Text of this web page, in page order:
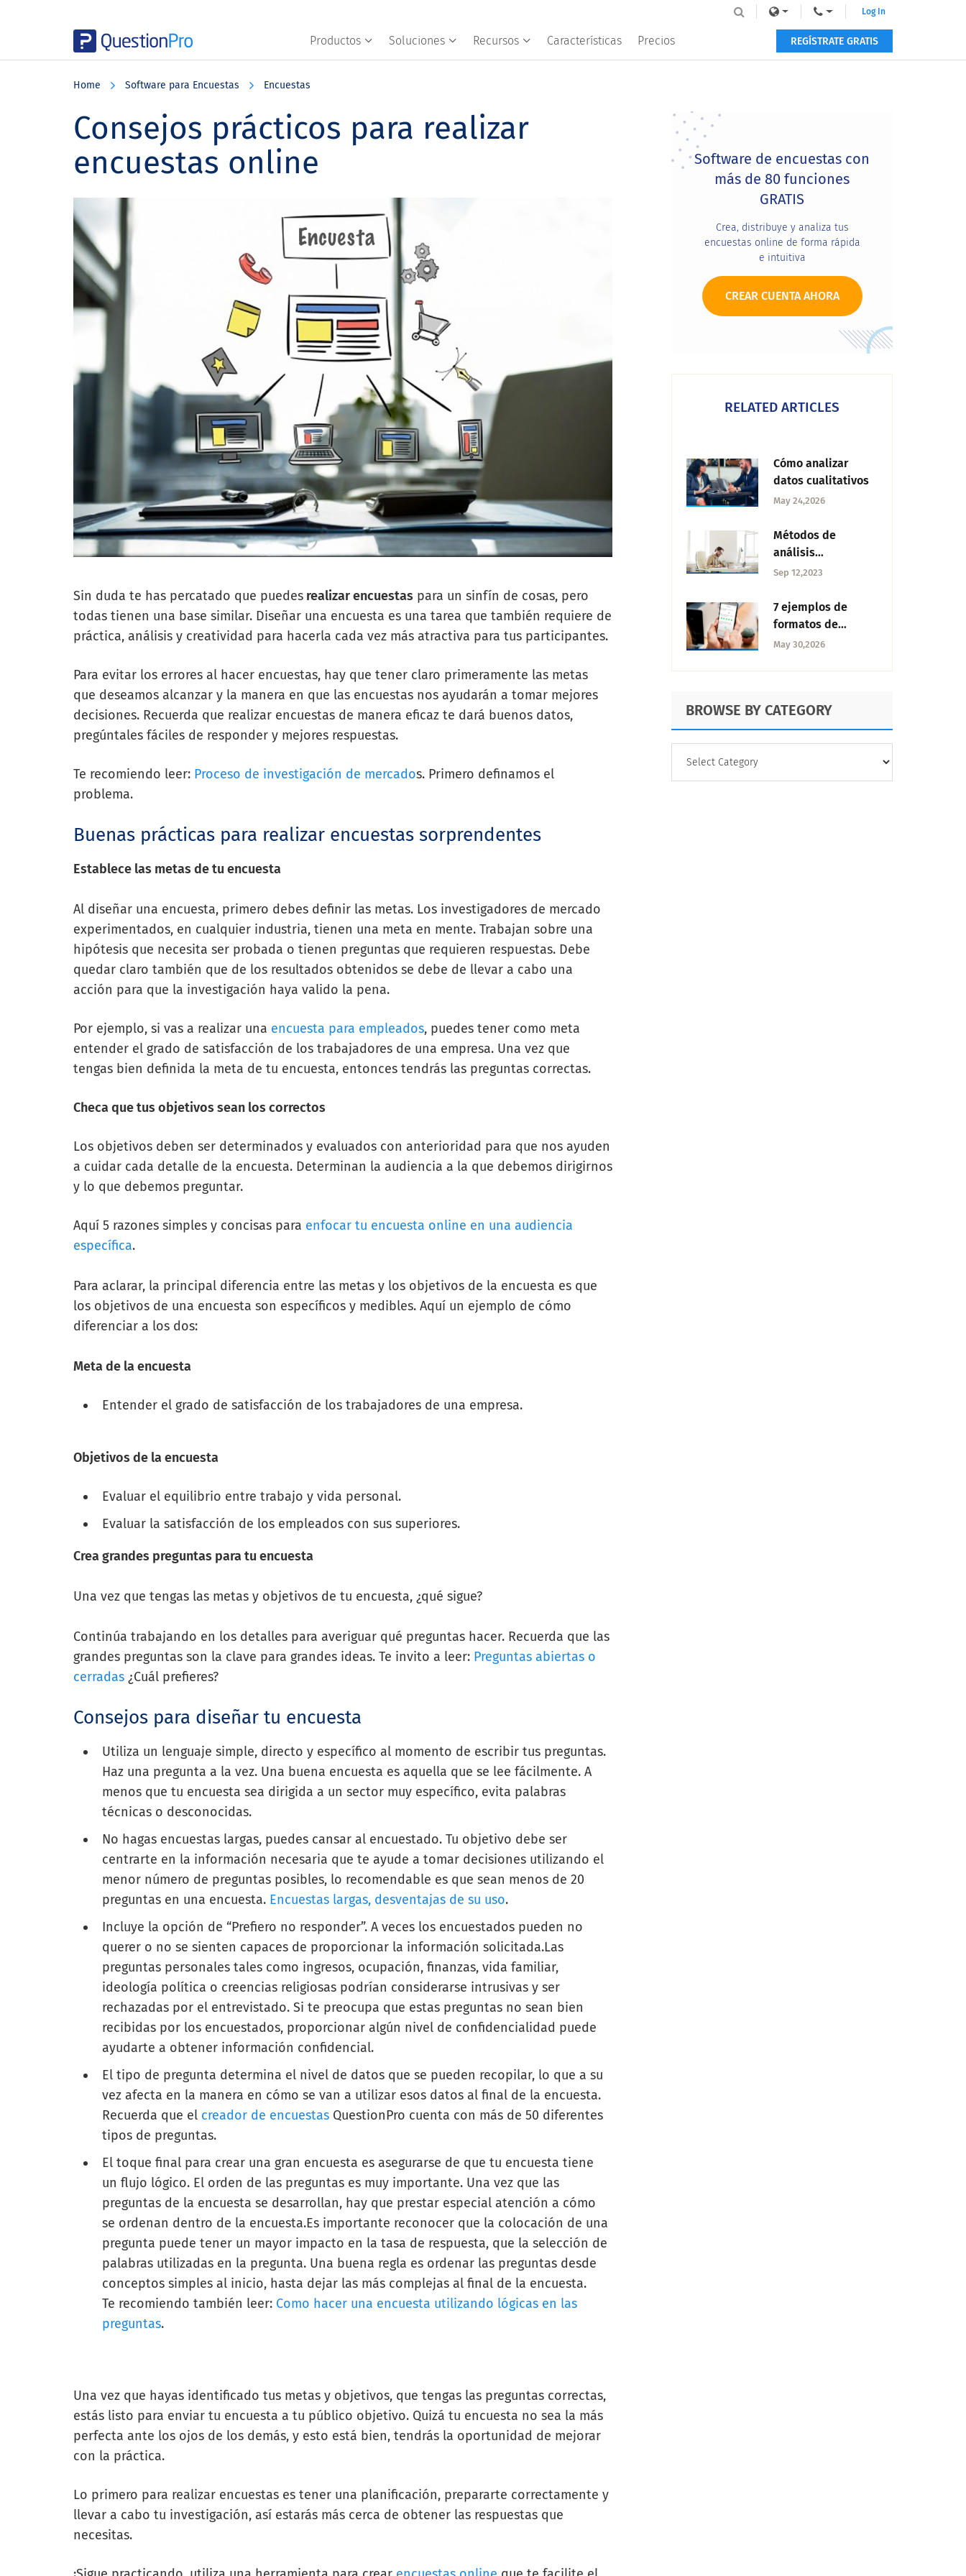
Productos Soluciones Recursos Características Precios
Log In
REGÍSTRATE GRATIS
Home Software para Encuestas Encuestas
Consejos prácticos para realizar
encuestas online
Sin duda te has percatado que puedes realizar encuestas para un sinfín de cosas, pero
todas tienen una base similar. Diseñar una encuesta es una tarea que también requiere de
práctica, análisis y creatividad para hacerla cada vez más atractiva para tus participantes.
Para evitar los errores al hacer encuestas, hay que tener claro primeramente las metas
que deseamos alcanzar y la manera en que las encuestas nos ayudarán a tomar mejores
decisiones. Recuerda que realizar encuestas de manera eficaz te dará buenos datos,
pregúntales fáciles de responder y mejores respuestas.
Te recomiendo leer: Proceso de investigación de mercados. Primero definamos el
problema.
Buenas prácticas para realizar encuestas sorprendentes
Establece las metas de tu encuesta
Al diseñar una encuesta, primero debes definir las metas. Los investigadores de mercado
experimentados, en cualquier industria, tienen una meta en mente. Trabajan sobre una
hipótesis que necesita ser probada o tienen preguntas que requieren respuestas. Debe
quedar claro también que de los resultados obtenidos se debe de llevar a cabo una
acción para que la investigación haya valido la pena.
Por ejemplo, si vas a realizar una encuesta para empleados, puedes tener como meta
entender el grado de satisfacción de los trabajadores de una empresa. Una vez que
tengas bien definida la meta de tu encuesta, entonces tendrás las preguntas correctas.
Checa que tus objetivos sean los correctos
Los objetivos deben ser determinados y evaluados con anterioridad para que nos ayuden
a cuidar cada detalle de la encuesta. Determinan la audiencia a la que debemos dirigirnos
y lo que debemos preguntar.
Aquí 5 razones simples y concisas para enfocar tu encuesta online en una audiencia
específica.
Para aclarar, la principal diferencia entre las metas y los objetivos de la encuesta es que
los objetivos de una encuesta son específicos y medibles. Aquí un ejemplo de cómo
diferenciar a los dos:
Meta de la encuesta
Entender el grado de satisfacción de los trabajadores de una empresa.
Objetivos de la encuesta
Evaluar el equilibrio entre trabajo y vida personal.
Evaluar la satisfacción de los empleados con sus superiores.
Crea grandes preguntas para tu encuesta
Una vez que tengas las metas y objetivos de tu encuesta, ¿qué sigue?
Continúa trabajando en los detalles para averiguar qué preguntas hacer. Recuerda que las
grandes preguntas son la clave para grandes ideas. Te invito a leer: Preguntas abiertas o
cerradas ¿Cuál prefieres?
Consejos para diseñar tu encuesta
Utiliza un lenguaje simple, directo y específico al momento de escribir tus preguntas.
Haz una pregunta a la vez. Una buena encuesta es aquella que se lee fácilmente. A
menos que tu encuesta sea dirigida a un sector muy específico, evita palabras
técnicas o desconocidas.
No hagas encuestas largas, puedes cansar al encuestado. Tu objetivo debe ser
centrarte en la información necesaria que te ayude a tomar decisiones utilizando el
menor número de preguntas posibles, lo recomendable es que sean menos de 20
preguntas en una encuesta. Encuestas largas, desventajas de su uso.
Incluye la opción de “Prefiero no responder”. A veces los encuestados pueden no
querer o no se sienten capaces de proporcionar la información solicitada.Las
preguntas personales tales como ingresos, ocupación, finanzas, vida familiar,
ideología política o creencias religiosas podrían considerarse intrusivas y ser
rechazadas por el entrevistado. Si te preocupa que estas preguntas no sean bien
recibidas por los encuestados, proporcionar algún nivel de confidencialidad puede
ayudarte a obtener información confidencial.
El tipo de pregunta determina el nivel de datos que se pueden recopilar, lo que a su
vez afecta en la manera en cómo se van a utilizar esos datos al final de la encuesta.
Recuerda que el creador de encuestas QuestionPro cuenta con más de 50 diferentes
tipos de preguntas.
El toque final para crear una gran encuesta es asegurarse de que tu encuesta tiene
un flujo lógico. El orden de las preguntas es muy importante. Una vez que las
preguntas de la encuesta se desarrollan, hay que prestar especial atención a cómo
se ordenan dentro de la encuesta.Es importante reconocer que la colocación de una
pregunta puede tener un mayor impacto en la tasa de respuesta, que la selección de
palabras utilizadas en la pregunta. Una buena regla es ordenar las preguntas desde
conceptos simples al inicio, hasta dejar las más complejas al final de la encuesta.
Te recomiendo también leer: Como hacer una encuesta utilizando lógicas en las
preguntas.
Una vez que hayas identificado tus metas y objetivos, que tengas las preguntas correctas,
estás listo para enviar tu encuesta a tu público objetivo. Quizá tu encuesta no sea la más
perfecta ante los ojos de los demás, y esto está bien, tendrás la oportunidad de mejorar
con la práctica.
Lo primero para realizar encuestas es tener una planificación, prepararte correctamente y
llevar a cabo tu investigación, así estarás más cerca de obtener las respuestas que
necesitas.
Primary
Sidebar
Software de encuestas con
más de 80 funciones
GRATIS
Crea, distribuye y analiza tus
encuestas online de forma rápida
e intuitiva
CREAR CUENTA AHORA
RELATED ARTICLES
Cómo analizar
datos cualitativos
May 24,2026
Métodos de
análisis
estadísticos:
Sep 12,2023
7 ejemplos de
formatos de
encuestas de
May 30,2026
BROWSE BY CATEGORY
CATEGORY